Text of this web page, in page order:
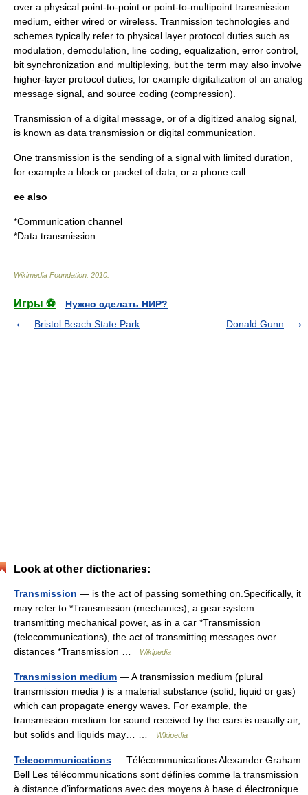
over a physical point-to-point or point-to-multipoint transmission
medium , either wired or wireless. Tranmission technologies and
schemes typically refer to physical layer protocol duties such as
modulation demodulation line coding equalization error control
bit synchronization and multiplexing , but the term may also involve
higher-layer protocol duties, for example digitalization of an analog
message signal, and source coding (compression).
Transmission of a digital message, or of a digitized analog signal,
is known as data transmission or digital communication
One transmission is the sending of a signal with limited duration,
for example a block or packet of data, or a phone call.
ee also
*Communication channel
*Data transmission
Wikimedia Foundation 2010
Игры ⚽
Нужно сделать НИР?
Bristol Beach State Park
Donald Gunn
Look at other dictionaries:
Transmission — is the act of passing something on.Specifically, it
may refer to:*Transmission (mechanics), a gear system
transmitting mechanical power, as in a car *Transmission
(telecommunications), the act of transmitting messages over
distances *Transmission …
Wikipedia
Transmission medium — A transmission medium (plural
transmission media ) is a material substance (solid, liquid or gas)
which can propagate energy waves. For example, the
transmission medium for sound received by the ears is usually air,
but solids and liquids may… …
Wikipedia
Telecommunications — Télécommunications Alexander Graham
Bell Les télécommunications sont définies comme la transmission
à distance d’informations avec des moyens à base d électronique